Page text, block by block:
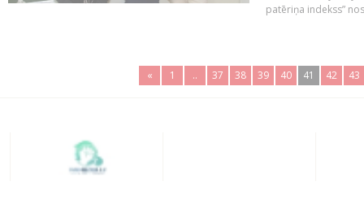
patēriņa indekss”
« 1 .. 37 38 39 40 41 42 43